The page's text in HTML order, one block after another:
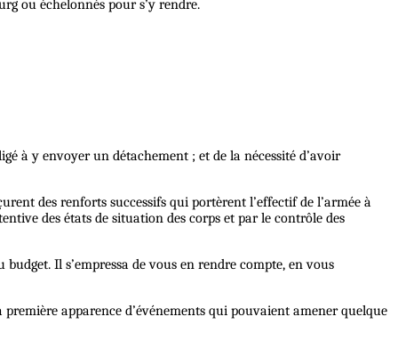
ou échelonnés pour s’y rendre.
à y envoyer un détachement ; et de la nécessité d’avoir
des renforts successifs qui portèrent l’effectif de l’armée à
des états de situation des corps et par le contrôle des
Il s’empressa de vous en rendre compte, en vous
apparence d’événements qui pouvaient amener quelque